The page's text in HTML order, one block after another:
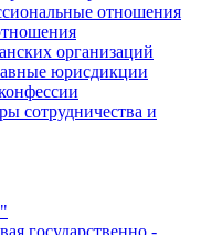
отношения
организаций
юрисдикции
сотрудничества и
государственно -